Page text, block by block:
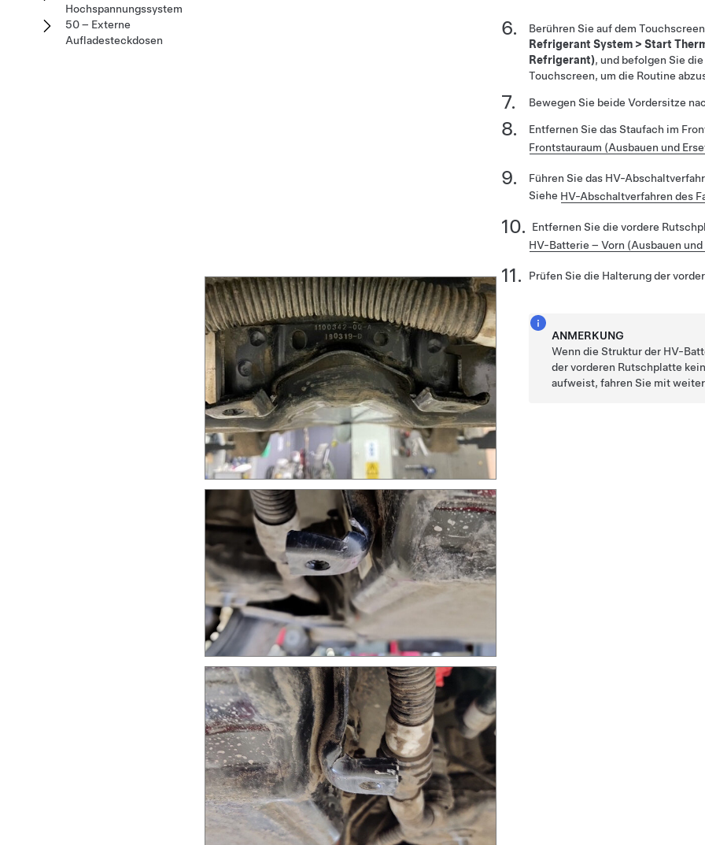
Berühren Sie auf dem Touchscreen
Refrigerant System > Start
Refrigerant), und befolgen Sie
Touchscreen, um die Routine
Bewegen Sie beide Vordersitze
Entfernen Sie das Staufach im
Frontstauraum (Ausbauen und
Führen Sie das HV-
Siehe HV-Abschaltverfahren des
Entfernen Sie die vordere
HV-Batterie – Vorn (Ausbauen und
Prüfen Sie die Halterung der
ANMERKUNG
Wenn die Struktur der HV-
der vorderen Rutschplatte
aufweist, fahren Sie mit
Hochspannungssystem
50 – Externe
Aufladesteckdosen